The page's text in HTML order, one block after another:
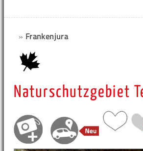
» Frankenjura
Naturschutzgebiet